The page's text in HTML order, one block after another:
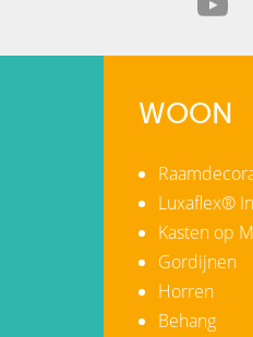
WOON
Luxaflex®
Kasten op
Gordijnen
Horren
Behang